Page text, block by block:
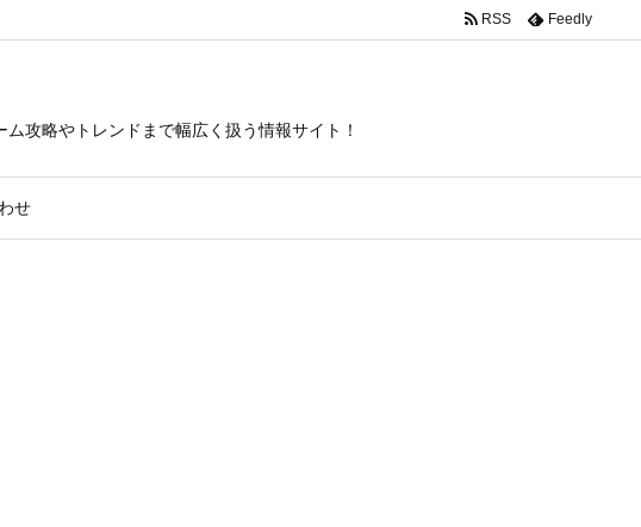
攻略やトレンドまで幅広く扱う情報サイト！
せ
RSS Feedly